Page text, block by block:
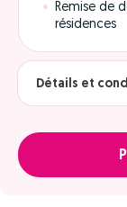
Remise de
résidences
Détails et